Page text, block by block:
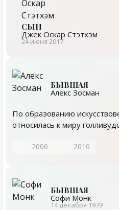
СЫН
Джек Оскар Стэтхэм
24 июня 2017
БЫВШАЯ
Алекс Зосман
По образованию
относилась к миру
2006 2010
БЫВШАЯ
Софи Монк
14 декабря 1979